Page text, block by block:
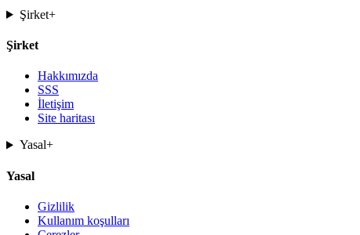
Şirket+
Şirket
Hakkımızda
SSS
İletişim
Site haritası
Yasal+
Yasal
Gizlilik
Kullanım koşulları